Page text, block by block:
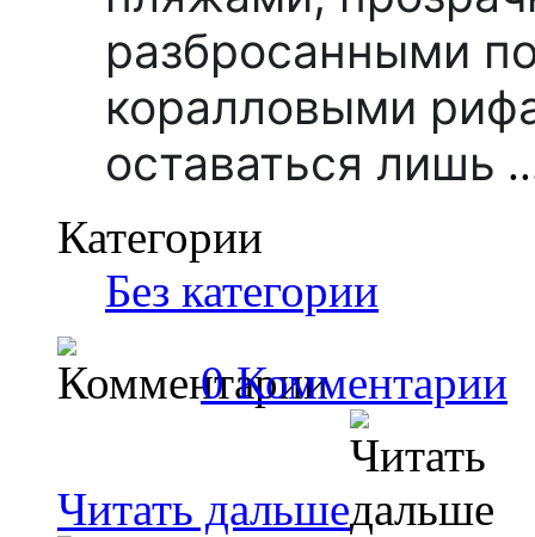
разбросанными
коралловыми
оставаться лишь
Категории
Без категории
0 Комментарии
Читать дальше